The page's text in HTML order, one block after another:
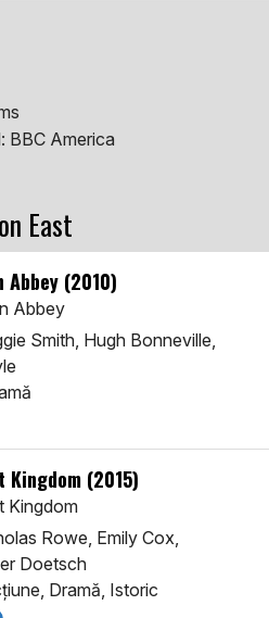
BBC America
East
Abbey (2010)
Abbey
Smith, Hugh Bonneville,
Kingdom (2015)
Kingdom
Rowe, Emily Cox,
Doetsch
Dramă, Istoric